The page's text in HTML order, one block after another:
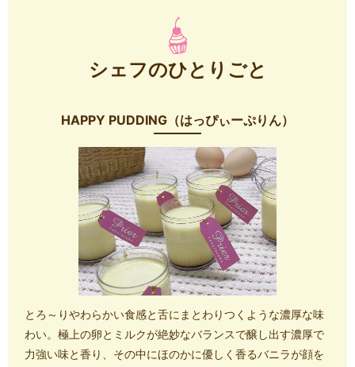
シェフのひとりごと
HAPPY PUDDING（はっぴぃーぷりん）
とろ～りやわらかい食感と舌にまとわりつくような濃厚な味
わい。極上の卵とミルクが絶妙なバランスで醸し出す濃厚で
力強い味と香り、その中にほのかに優しく香るバニラが顔を